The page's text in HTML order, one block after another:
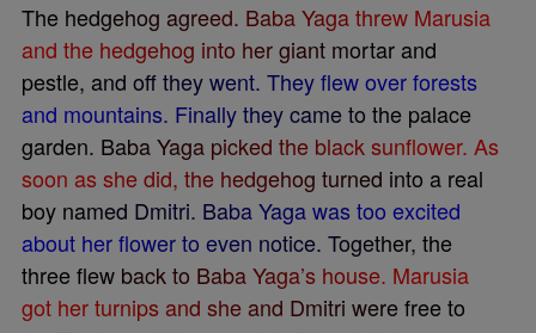
The hedgehog agreed. BabaYagathrew Marusia
and the hedgehog into hergiant mortarand
pestle, and oftheywent. Theyfewoverforests
and mountains. Finallytheycameto the palace
garden. BabaYaga picked the blacksunfower. As
soon as shedid, the hedgehog turned into a real
boy named Dmitri. BabaYagawas too excited
about herfowerto even notice. Together, the
threefew backto BabaYaga’s house. Marusia
got herturnips and sheand Dmitri werefreeto